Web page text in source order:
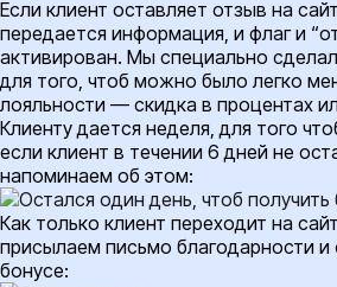
Если клиент оставляет отзыв на
передается информация, и флаг и
активирован. Мы специально
для того, чтоб можно было легко
лояльности — скидка в процентах
Клиенту дается неделя, для того
если клиент в течении 6 дней не
напоминаем об этом:
Как только клиент переходит на
присылаем письмо благодарности и
бонусе: